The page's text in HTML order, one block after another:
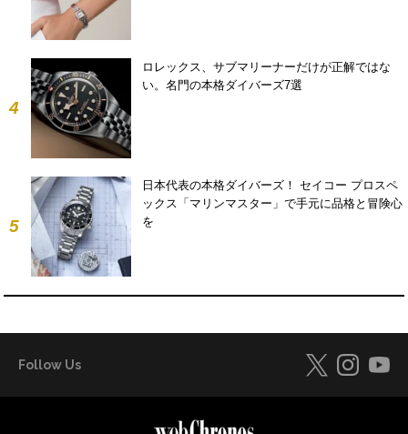
4
ロレックス、サブマリーナーだけが正解ではな
い。名門の本格ダイバーズ7選
5
日本代表の本格ダイバーズ！ セイコー プロスペ
ックス「マリンマスター」で手元に品格と冒険心
を
Follow Us